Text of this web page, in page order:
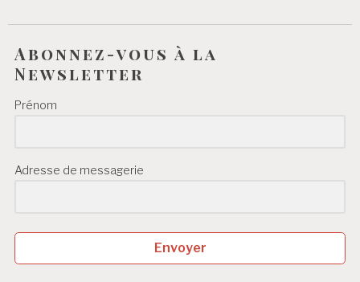
Abonnez-vous à la
Newsletter
Prénom
Adresse de messagerie
Envoyer